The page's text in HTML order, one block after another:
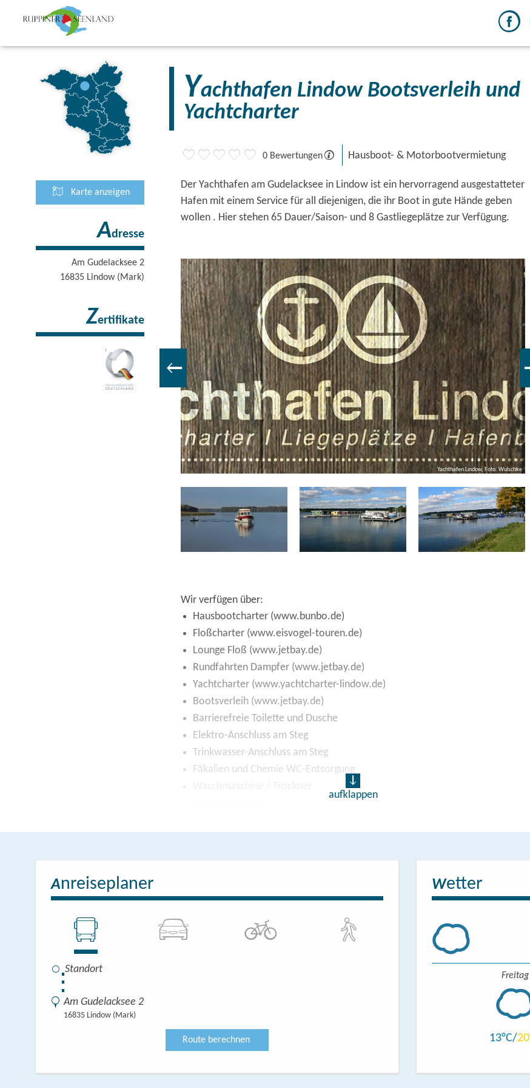
Karte anzeigen
Adresse
Am Gudelacksee 2
16835 Lindow (Mark)
Zertifikate
Yachthafen Lindow Bootsverleih und
Yachtcharter
0 Bewertungen Hausboot- & Motorbootvermietung
Der Yachthafen am Gudelacksee in Lindow ist ein hervorragend ausgestatteter
Hafen mit einem Service für all diejenigen, die ihr Boot in gute Hände geben
wollen . Hier stehen 65 Dauer/Saison- und 8 Gastliegeplätze zur Verfügung.
Yachthafen Lindow, Foto: Wulschke
Wir verfügen über:
Hausbootcharter (www.bunbo.de)
Floßcharter (www.eisvogel-touren.de)
Lounge Floß (www.jetbay.de)
Rundfahrten Dampfer (www.jetbay.de)
Yachtcharter (www.yachtcharter-lindow.de)
Bootsverleih (www.jetbay.de)
Barrierefreie Toilette und Dusche
Elektro-Anschluss am Steg
Trinkwasser-Anschluss am Steg
Fäkalien und Chemie WC-Entsorgung
aufklappen
Anreiseplaner
⋮
Am Gudelacksee 2
16835 Lindow (Mark)
Route berechnen
Wetter
Freitag
13 20